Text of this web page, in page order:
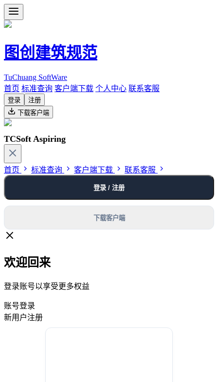
图创建筑规范
TuChuang SoftWare
首页 标准查询 客户端下载 个人中心 联系客服
登录
注册
下载客户端
TCSoft Aspiring
首页 标准查询 客户端下载 联系客服
登录 / 注册
下载客户端
欢迎回来
登录账号以享受更多权益
账号登录
新用户注册